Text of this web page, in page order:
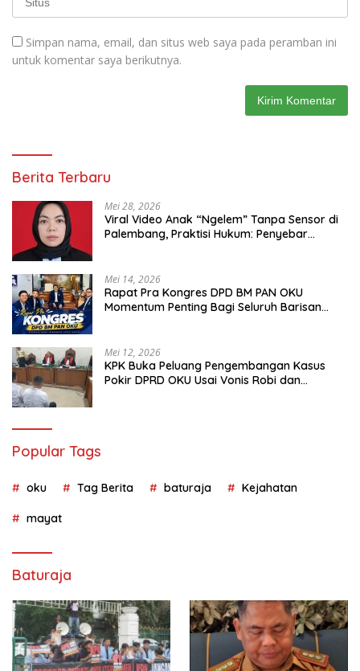
Simpan nama, email, dan situs web saya pada peramban ini
untuk komentar saya berikutnya.
Berita Terbaru
Mei 28, 2026
Viral Video Anak “Ngelem” Tanpa Sensor di
Palembang, Praktisi Hukum: Penyebar
Mei 14, 2026
Rapat Pra Kongres DPD BM PAN OKU
Momentum Penting Bagi Seluruh Barisan
Mei 12, 2026
KPK Buka Peluang Pengembangan Kasus
Pokir DPRD OKU Usai Vonis Robi dan
Popular Tags
oku Tag Berita baturaja Kejahatan
mayat
Baturaja